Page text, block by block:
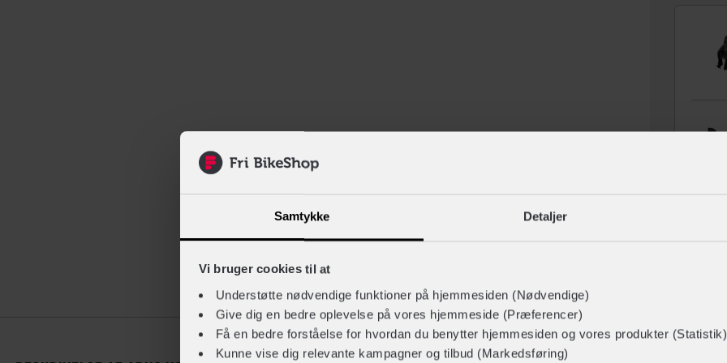
Samtykke Detaljer
Vi bruger cookies til at
Understøtte nødvendige funktioner på hjemmesiden (Nødvendige)
Give dig en bedre oplevelse på vores hjemmeside (Præferencer)
Få en bedre forståelse for hvordan du benytter hjemmesiden og vores produkter (Statistik)
Kunne vise dig relevante kampagner og tilbud (Markedsføring)
Beskrivelse Tilbehør